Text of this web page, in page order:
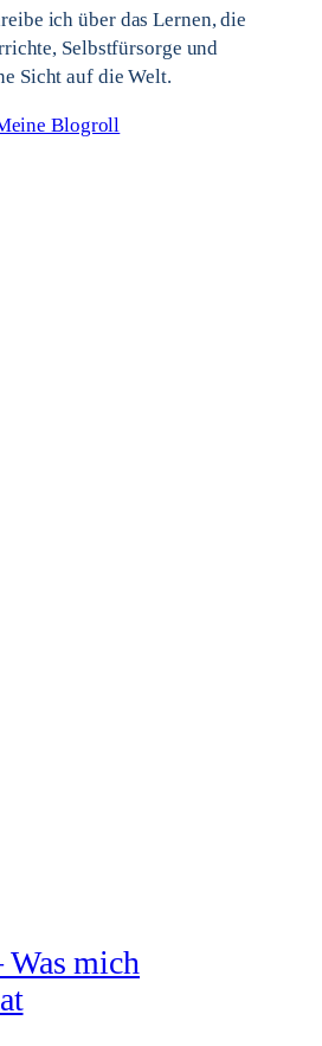
ich über das Lernen, die
Selbstfürsorge und
Sicht auf die Welt.
Blogroll
Was mich